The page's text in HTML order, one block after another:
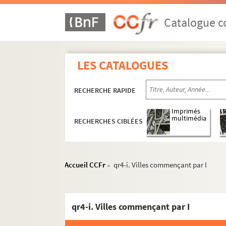
Catalogue
LES CATALOGUES
RECHERCHE RAPIDE
RECHERCHES CIBLÉES
Imprimés
multimédia
Accueil CCFr > qr4-i. Villes commençant par I
qr4-i. Villes commençant par I
qr1. Collections bibliographiques -
qr3. Documents anciens : villes par
qr6. Brochures et prospectus